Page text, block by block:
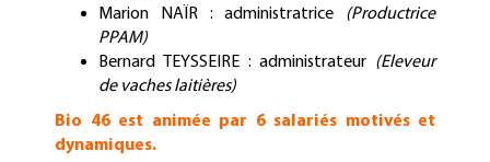
Marion NAÏR : administratrice (Productrice
PPAM)
Bernard TEYSSEIRE : administrateur (Eleveur
de vaches laitières)
Bio 46 est animée par 6 salariés motivés et
dynamiques.